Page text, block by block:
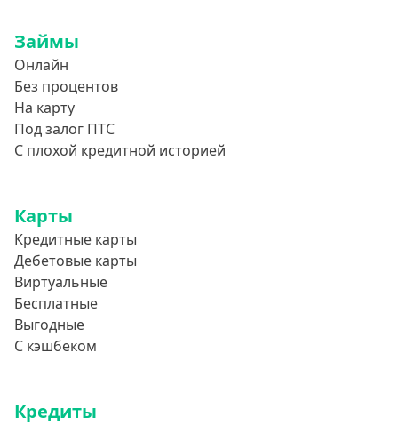
850000 руб
900000 руб
950000 руб
Целевые
Строительство дома
Газификацию
Лечение
Стоматология
Неотложные нужды
Образование
Отдых
Займы
Онлайн
Без процентов
На карту
Под залог ПТС
С плохой кредитной историей
Карты
Кредитные карты
Дебетовые карты
Виртуальные
Бесплатные
Выгодные
С кэшбеком
Кредиты